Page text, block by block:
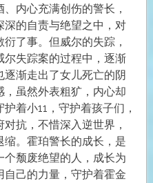
内心充满创伤的警长，
深的自责与绝望之中，对
了事。但威尔的失踪，
失踪案的过程中，逐渐
渐走出了女儿死亡的阴
虽然外表粗犷，内心却
着小11，守护着孩子们，
抗，不惜深入逆世界，
。霍珀警长的成长，是
颓废绝望的人，成长为
己的力量，守护着霍金